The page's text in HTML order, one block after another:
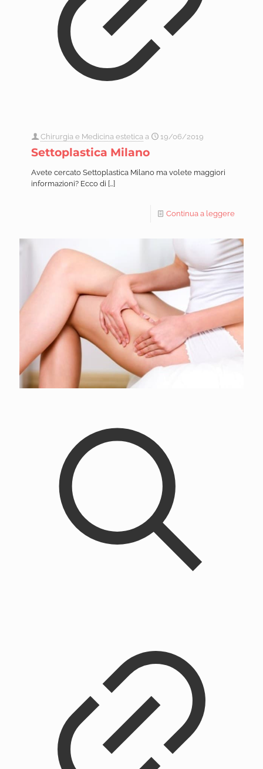
Chirurgia e Medicina estetica a 19/06/2019
Settoplastica Milano
Avete cercato Settoplastica Milano ma volete maggiori
informazioni? Ecco di […]
Continua a leggere